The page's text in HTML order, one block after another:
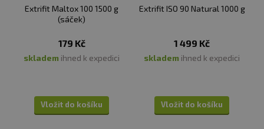
Extrifit Maltox 100 1500 g
(sáček)
179 Kč
skladem ihned k expedici
Vložit do košíku
Extrifit ISO 90 Natural 1000 g
1 499 Kč
skladem ihned k expedici
Vložit do košíku